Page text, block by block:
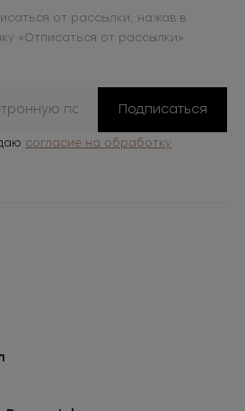
от рассылки, нажав в
«Отписаться от рассылки»
Подписаться
согласие на обработку